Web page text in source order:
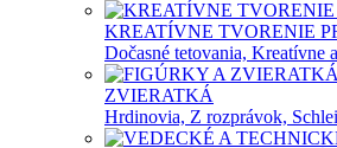
KREATÍVNE TVORENIE
Dočasné tetovania, Kreatívne
ZVIERATKÁ
Hrdinovia, Z rozprávok,